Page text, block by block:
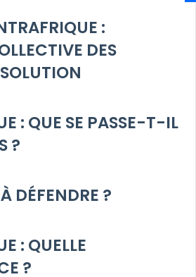
:
DES
: QUE SE PASSE-T-IL
?
DÉFENDRE ?
: QUELLE
?